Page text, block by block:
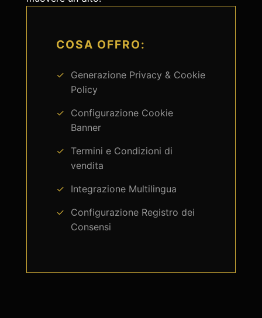
COSA OFFRO:
Generazione Privacy & Cookie
Policy
Configurazione Cookie
Banner
Termini e Condizioni di
vendita
Integrazione Multilingua
Configurazione Registro dei
Consensi